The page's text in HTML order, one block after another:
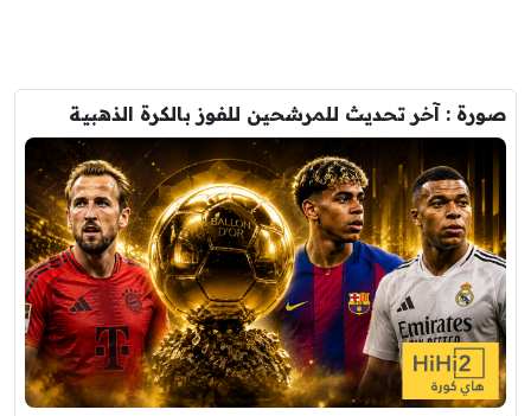
صورة : آخر تحديث للمرشحين للفوز بالكرة الذهبية